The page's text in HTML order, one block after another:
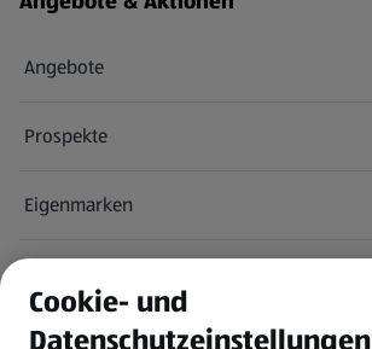
Angebote
Prospekte
Eigenmarken
Newsletter
Cookie- und
Datenschutzeinstellungen